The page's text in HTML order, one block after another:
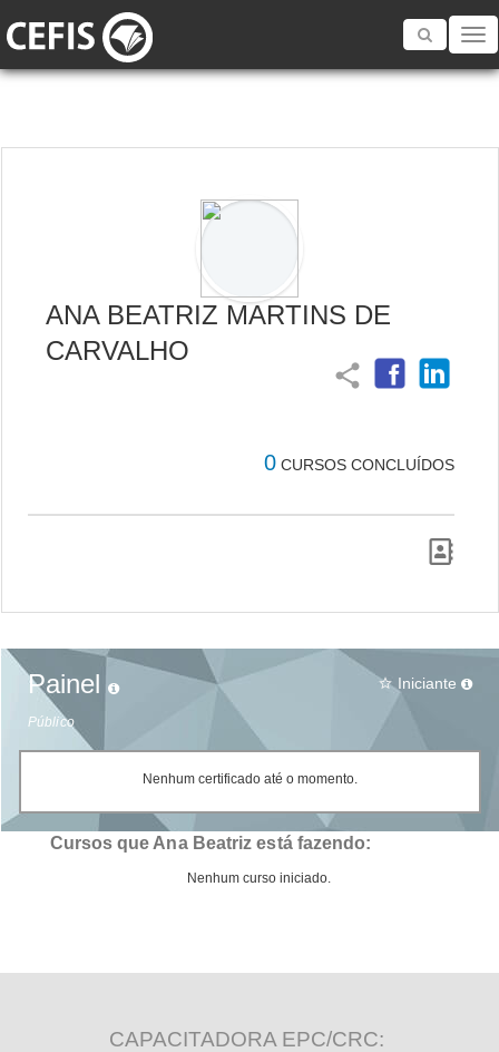
Toggle
ANA BEATRIZ MARTINS DE
CARVALHO
share
0 CURSOS CONCLUÍDOS
Painel
Público
star_border Iniciante
Nenhum certificado até o momento.
Cursos que Ana Beatriz está fazendo:
Nenhum curso iniciado.
CAPACITADORA EPC/CRC: